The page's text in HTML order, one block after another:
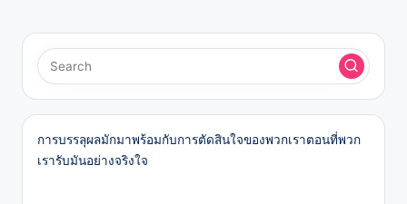
การบรรลุผลมักมาพร้อมกับการตัดสินใจของพวกเราตอนที่พวก
เรารับมันอย่างจริงใจ